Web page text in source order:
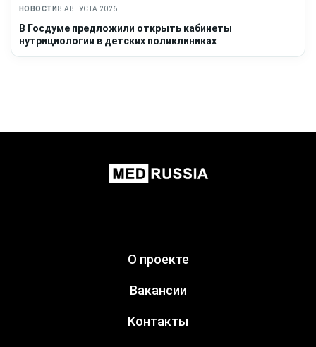
НОВОСТИ 8 АВГУСТА 2026
В Госдуме предложили открыть кабинеты
нутрициологии в детских поликлиниках
О проекте
Вакансии
Контакты